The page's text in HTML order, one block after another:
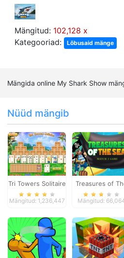
Mängitud: 102,128 x
Kategooriad:
Lõbusaid mänge
Mängida online My Shark Show
Nüüd mängib
Tri Towers Solitaire
Mängitud: 1,236,447
Treasures of
Sea
Mängitud: